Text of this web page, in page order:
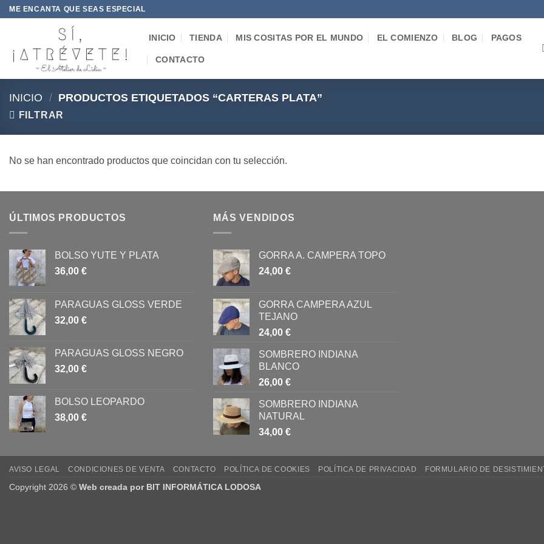
Saltar
ME ENCANTA QUE SEAS ESPECIAL
INICIO TIENDA MIS COSITAS POR EL MUNDO EL COMIENZO BLOG PAGOS
CONTACTO
INICIO / PRODUCTOS ETIQUETADOS “CARTERAS PLATA”
FILTRAR
No se han encontrado productos que coincidan con tu selección.
ÚLTIMOS PRODUCTOS
BOLSO YUTE Y PLATA
36,00 €
PARAGUAS GLOSS VERDE
32,00 €
PARAGUAS GLOSS NEGRO
32,00 €
BOLSO LEOPARDO
38,00 €
MÁS VENDIDOS
GORRA A. CAMPERA TOPO
24,00 €
GORRA CAMPERA AZUL
TEJANO
24,00 €
SOMBRERO INDIANA
BLANCO
26,00 €
SOMBRERO INDIANA
NATURAL
34,00 €
AVISO LEGAL CONDICIONES DE VENTA CONTACTO POLÍTICA DE COOKIES POLÍTICA DE PRIVACIDAD FORMULARIO DE
Copyright 2026 © Web creada por BIT INFORMÁTICA LODOSA